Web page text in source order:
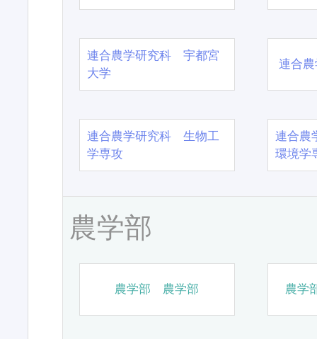
連合農学研究科 宇都宮
大学
連合
連合農学研究科 生物工
学専攻
連合農
環境学
農学部
農学部 農学部 農学